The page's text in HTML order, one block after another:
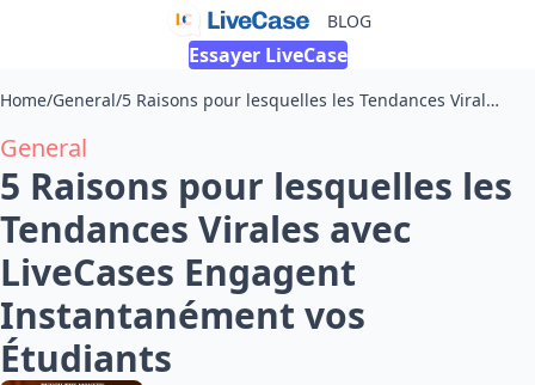
BLOG
Essayer LiveCase
Home/General/ 5 Raisons pour lesquelles les Tendances Virales avec LiveCases Engagent Instantanément vos Étudiants
General
5 Raisons pour lesquelles les
Tendances Virales avec
LiveCases Engagent
Instantanément vos
Étudiants